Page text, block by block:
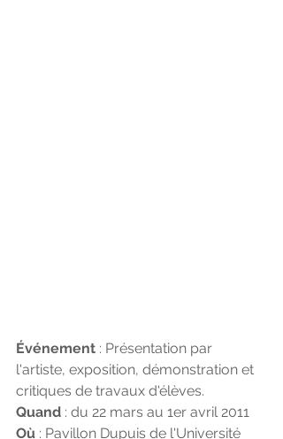
Événement : Présentation par
l'artiste, exposition, démonstration et
critiques de travaux d'élèves.
Quand : du 22 mars au 1er avril 2011
Où : Pavillon Dupuis de l'Université